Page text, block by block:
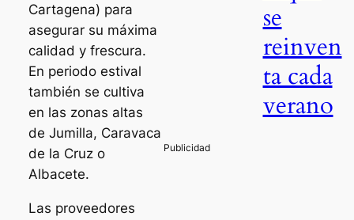
Cartagena) para
asegurar su máxima
calidad y frescura.
En periodo estival
también se cultiva
en las zonas altas
de Jumilla, Caravaca
de la Cruz o
Albacete.
Las proveedores
se
reinven
ta cada
verano